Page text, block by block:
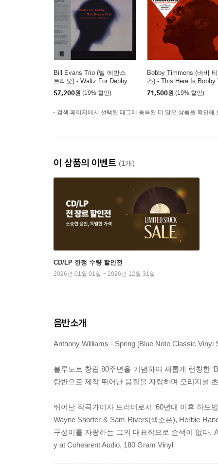
Bill Evans Trio (빌 에반스
트리오) - Waltz For Debby
[LP]
57,200원 (19% 할인)
Bobby Timmons (바비
스) - This Here Is Bobby
mmons [LP]
71,500원 (19% 할인)
검색 페이지에서 선택된 태그에 등록된 더 많은 상품을 확인해
이 상품의 이벤트 (1개)
CD/LP 한정 수량 할인전
2026년 01월 01일 ~ 2026년 12월 31일
음반소개
Anthony Williams - Spring [Blue Note Classic Vinyl
블루노트 창립 80주년을 기념하여 새롭게 런칭한
량반으로 제작 뛰어난 음질을 자랑하며 오리지널
뛰어난 작곡가이자 드러머로서 ‘60년대 이후 하드
Wayne Shorter & Sam Rivers(색소폰), Herbie
구성미를 자랑하는 그의 대표작으로 손색이 없다.
y at Cohearent Audio, 180 Gram Vinyl